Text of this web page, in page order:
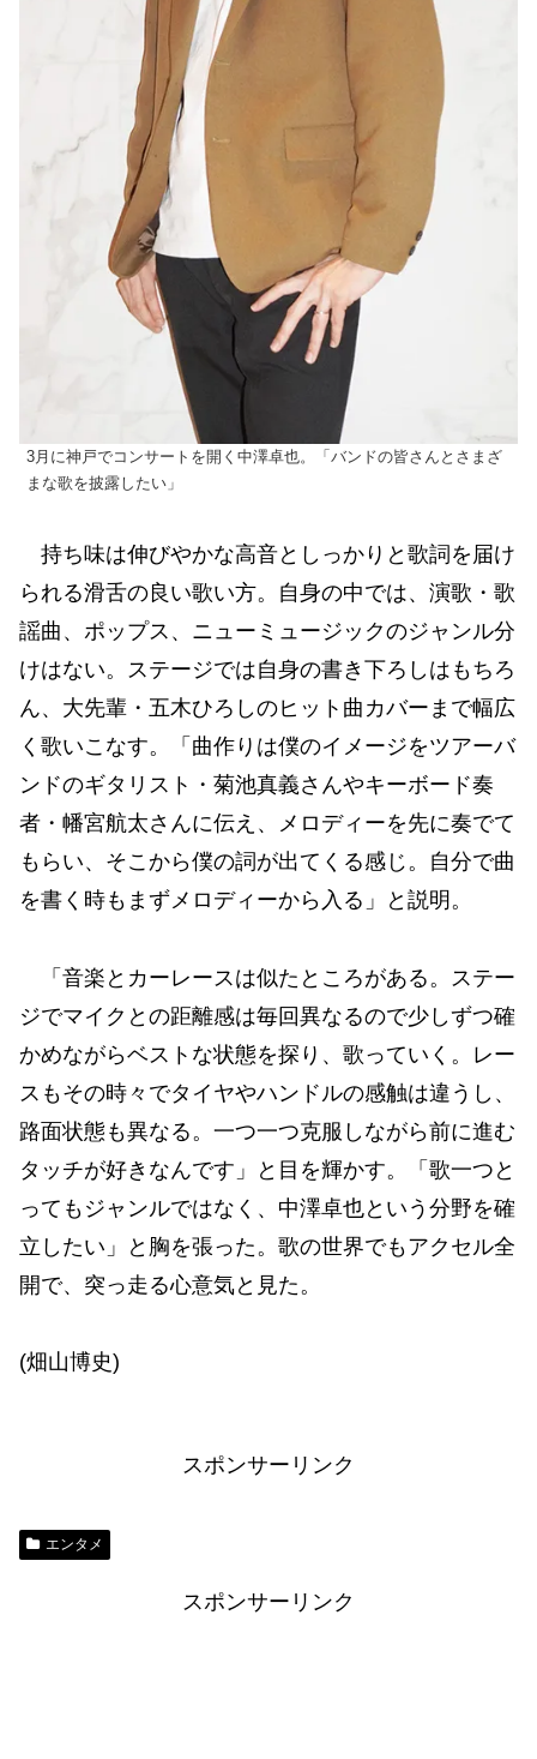
3月に神戸でコンサートを開く中澤卓也。「バンドの皆さんとさまざ
まな歌を披露したい」
持ち味は伸びやかな高音としっかりと歌詞を届け
られる滑舌の良い歌い方。自身の中では、演歌・歌
謡曲、ポップス、ニューミュージックのジャンル分
けはない。ステージでは自身の書き下ろしはもちろ
ん、大先輩・五木ひろしのヒット曲カバーまで幅広
く歌いこなす。「曲作りは僕のイメージをツアーバ
ンドのギタリスト・菊池真義さんやキーボード奏
者・幡宮航太さんに伝え、メロディーを先に奏でて
もらい、そこから僕の詞が出てくる感じ。自分で曲
を書く時もまずメロディーから入る」と説明。
「音楽とカーレースは似たところがある。ステー
ジでマイクとの距離感は毎回異なるので少しずつ確
かめながらベストな状態を探り、歌っていく。レー
スもその時々でタイヤやハンドルの感触は違うし、
路面状態も異なる。一つ一つ克服しながら前に進む
タッチが好きなんです」と目を輝かす。「歌一つと
ってもジャンルではなく、中澤卓也という分野を確
立したい」と胸を張った。歌の世界でもアクセル全
開で、突っ走る心意気と見た。
(畑山博史)
スポンサーリンク
エンタメ
スポンサーリンク